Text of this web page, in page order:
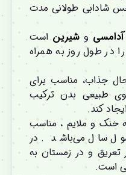
شادابی طولانی مدت
آدامسی و شیرین است
در طول روز به همراه
جذاب، مناسب برای
طبیعی بدن ترکیب
کند.
خنک و ملایم ، مناسب
سال می‌باشد . در
تعریق و در زمستان به
است.